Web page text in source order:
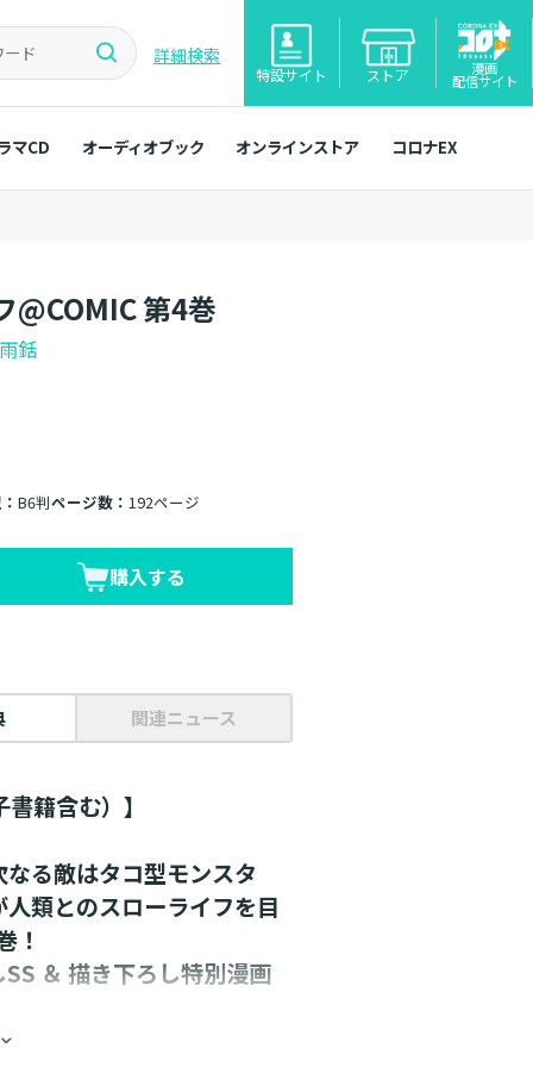
詳細検索
特設サイト ストア 漫画
配信サイト
マCD オーディオブック オンラインストア コロナEX
@COMIC 第4巻
雨銛
B6判ページ数：192ページ
購入する
関連ニュース
籍含む）】
る敵はタコ型モンスタ
類とのスローライフを目
！
＆ 描き下ろし特別漫画
となった強化モンスター・ユ